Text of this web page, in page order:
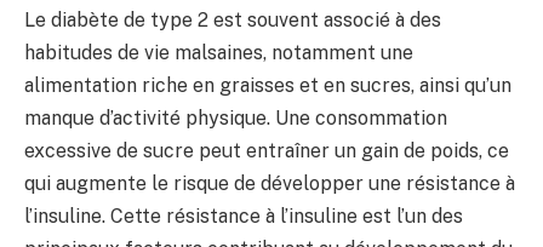
Le diabète de type 2 est souvent associé à des
habitudes de vie malsaines, notamment une
alimentation riche en graisses et en sucres, ainsi qu’un
manque d’activité physique. Une consommation
excessive de sucre peut entraîner un gain de poids, ce
qui augmente le risque de développer une résistance à
l’insuline. Cette résistance à l’insuline est l’un des